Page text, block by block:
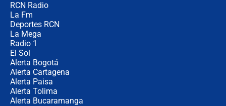
RCN Radio
La Fm
Deportes RCN
La Mega
Radio 1
El Sol
Alerta Bogotá
Alerta Cartagena
Alerta Paisa
Alerta Tolima
Alerta Bucaramanga